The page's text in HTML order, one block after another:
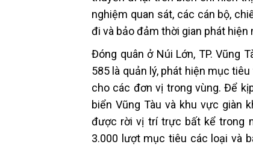
nghiệm quan sát, các cán bộ,
đi và bảo đảm thời gian phát hiện
Đóng quân ở Núi Lớn, TP. Vũng
585 là quản lý, phát hiện mục
cho các đơn vị trong vùng. Để
biển Vũng Tàu và khu vực giàn
được rời vị trí trực bất kể trong
3.000 lượt mục tiêu các loại và